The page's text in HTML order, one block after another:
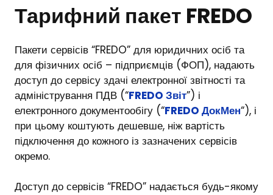
Тарифний пакет FREDO
Пакети сервісів “FREDO” для юридичних осіб та
для фізичних осіб – підприємців (ФОП), надають
доступ до сервісу здачі електронної звітності та
адміністрування ПДВ (“FREDO Звіт”) і
електронного документообігу (“FREDO ДокМен“), і
при цьому коштують дешевше, ніж вартість
підключення до кожного із зазначених сервісів
окремо.
Доступ до сервісів “FREDO” надається будь-якому